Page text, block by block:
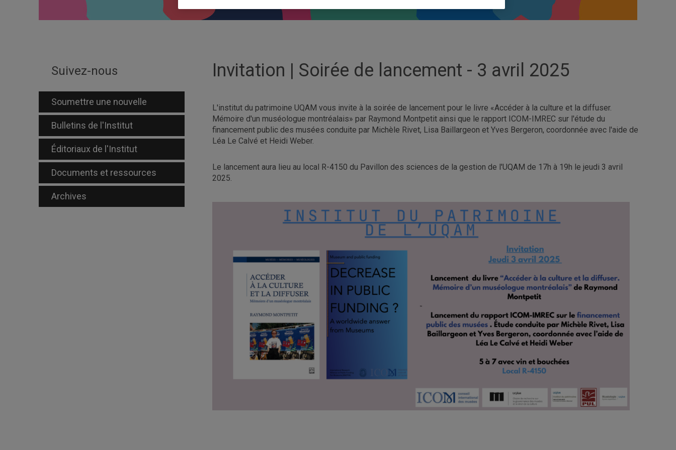
Suivez-nous
Soumettre une nouvelle
Bulletins de l'Institut
Éditoriaux de l'Institut
Documents et ressources
Archives
Invitation | Soirée de lancement - 3 avril 2025
L'institut du patrimoine UQAM vous invite à la soirée de lancement pour le livre «Accéder à la culture et la diffuser.
Mémoire d'un muséologue montréalais» par Raymond Montpetit ainsi que le rapport ICOM-IMREC sur l'étude du
financement public des musées conduite par Michèle Rivet, Lisa Baillargeon et Yves Bergeron, coordonnée avec l'aide de
Léa Le Calvé et Heidi Weber.
Le lancement aura lieu au local R-4150 du Pavillon des sciences de la gestion de l'UQAM de 17h à 19h le jeudi 3 avril
2025.